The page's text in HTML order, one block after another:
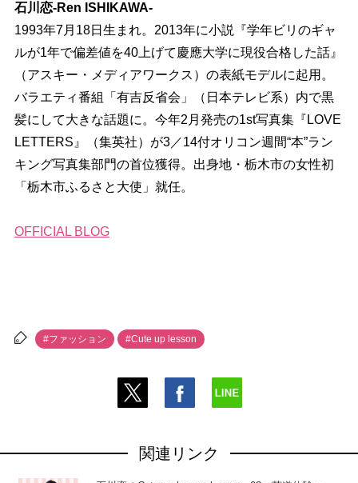
石川恋-Ren ISHIKAWA-
1993年7月18日生まれ。2013年に小説『学年ビリのギャ
ルが1年で偏差値を40上げて慶應大学に現役合格した話』
（アスキー・メディアワークス）の表紙モデルに起用。
バラエティ番組「有吉反省会」（日本テレビ系）内で黒
髪にして大きな話題に。今年2月発売の1st写真集『LOVE
LETTERS』（集英社）が3／14付オリコン週間“本”ラン
キング写真集部門の首位獲得。出身地・栃木市の女性初
「栃木市ふるさと大使」就任。
OFFICIAL BLOG
#ファッション #Cute up lesson
関連リンク